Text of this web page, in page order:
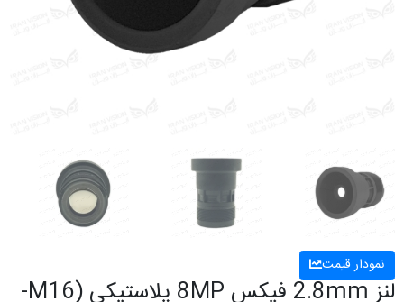
نمودار قیمت
لنز 2.8mm فیکس 8MP پلاستیکی (M16-